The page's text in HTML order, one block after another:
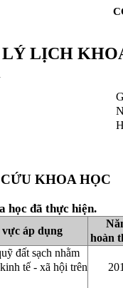
LÝ LỊCH
KHOA HỌC
học đã thực hiện.
áp dụng
hoàn
đất sạch nhằm
tế - xã hội trên